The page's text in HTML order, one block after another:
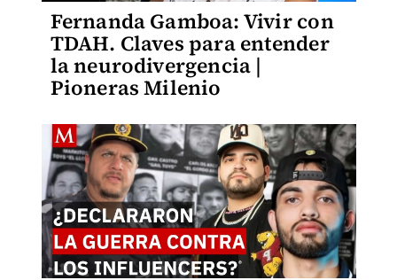
Fernanda Gamboa: Vivir con
TDAH. Claves para entender
la neurodivergencia |
Pioneras Milenio